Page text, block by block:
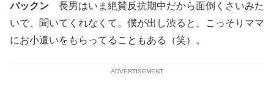
パックン 長男はいま絶賛反抗期中だから面倒くさいみた
いで、聞いてくれなくて。僕が出し渋ると、こっそりママ
にお小遣いをもらってることもある（笑）。
ADVERTISEMENT